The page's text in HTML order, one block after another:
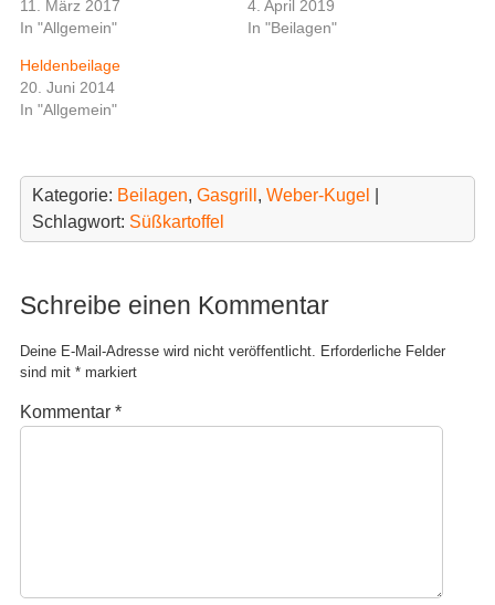
l
e
(
W
i
r
d
e
u
e
m
F
e
e
r
e
ö
f
n
e
t
l
e
(
W
i
r
e
u
e
m
F
e
e
r
e
ö
f
n
e
t
11. März 2017
In "Allgemein"
4. April 2019
In "Beilagen"
Heldenbeilage
20. Juni 2014
In "Allgemein"
Kategorie: Beilagen, Gasgrill , Weber-Kugel
Schlagwort: Süßkartoffel
Schreibe einen Kommentar
Deine E-Mail-Adresse wird nicht veröffentlicht. Erforderliche Felder
sind mit *markiert
Kommentar *